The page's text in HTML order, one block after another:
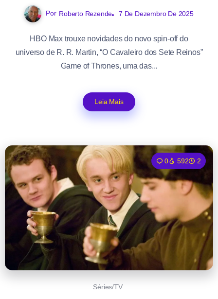
Por Roberto Rezende 7 De Dezembro De 2025
HBO Max trouxe novidades do novo spin-off do
universo de R. R. Martin, “O Cavaleiro dos Sete Reinos”
Game of Thrones, uma das...
Leia Mais
0 592 2
Séries/TV